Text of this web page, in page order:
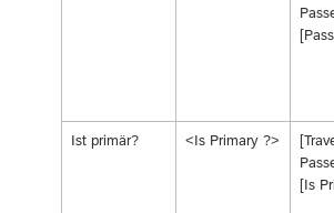
Ist primär? <Is Primary ?>
[Is